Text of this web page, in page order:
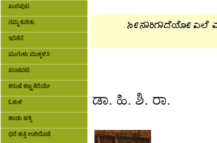
ಖುರಪುಟ
ನಮ್ಮ ಕುರಿತು
ಇನಿತೆನೆ
ಮುಗುಳು ಮುಕ್ಕಳಿಸಿ
ಪಂಚವಟಿ
ಕರುಣೆ ಕಣ್ಣ ತೆರೆಯೇ
ಓಕುಳಿ
ಹಾಡು ಹಕ್ಕಿ
ಧರೆ ಹತ್ತಿ ಉರಿದೊಡೆ
ಡಾ. ಹಿ. ಶಿ. ರಾ.